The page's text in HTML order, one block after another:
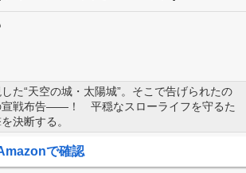
た“天空の城・太陽城”。そこで告げられたの
宣戦布告――！ 平穏なスローライフを守るた
決断する。
で確認